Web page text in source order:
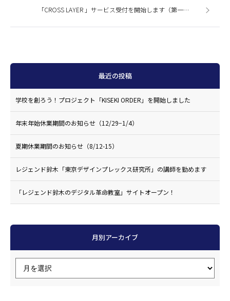
「CROSS LAYER 」サービス受付を開始します（第一期10社様限定）2020年8月3日より
最近の投稿
学校を創ろう！プロジェクト「KISEKI ORDER」を開始しました
年末年始休業期間のお知らせ（12/29−1/4）
夏期休業期間のお知らせ（8/12-15）
レジェンド鈴木「東京デザインプレックス研究所」の講師を勤めます
「レジェンド鈴木のデジタル革命教室」サイトオープン！
月別アーカイブ